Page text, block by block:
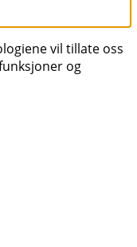
vil tillate oss
og